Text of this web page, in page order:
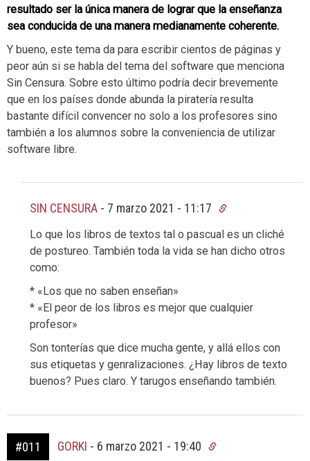
resultado ser la única manera de lograr que la enseñanza
sea conducida de una manera medianamente coherente.
Y bueno, este tema da para escribir cientos de páginas y
peor aún si se habla del tema del software que menciona
Sin Censura. Sobre esto último podría decir brevemente
que en los países donde abunda la piratería resulta
bastante difícil convencer no solo a los profesores sino
también a los alumnos sobre la conveniencia de utilizar
software libre.
SIN CENSURA - 7 marzo 2021 - 11:17
Lo que los libros de textos tal o pascual es un cliché
de postureo. También toda la vida se han dicho otros
como:
* «Los que no saben enseñan»
* «El peor de los libros es mejor que cualquier
profesor»
Son tonterías que dice mucha gente, y allá ellos con
sus etiquetas y genralizaciones. ¿Hay libros de texto
buenos? Pues claro. Y tarugos enseñando también.
#011 GORKI - 6 marzo 2021 - 19:40